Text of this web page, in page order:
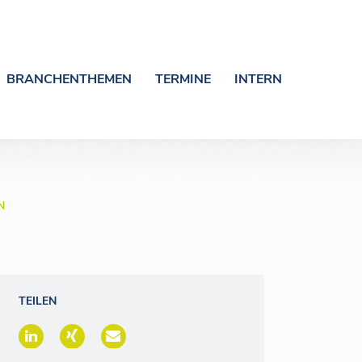
BRANCHENTHEMEN TERMINE INTERN
TEILEN